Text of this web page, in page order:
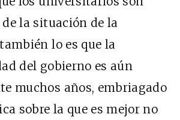
la situación de la
lo es que la
del gobierno es aún
muchos años, embriagado
sobre la que es mejor no